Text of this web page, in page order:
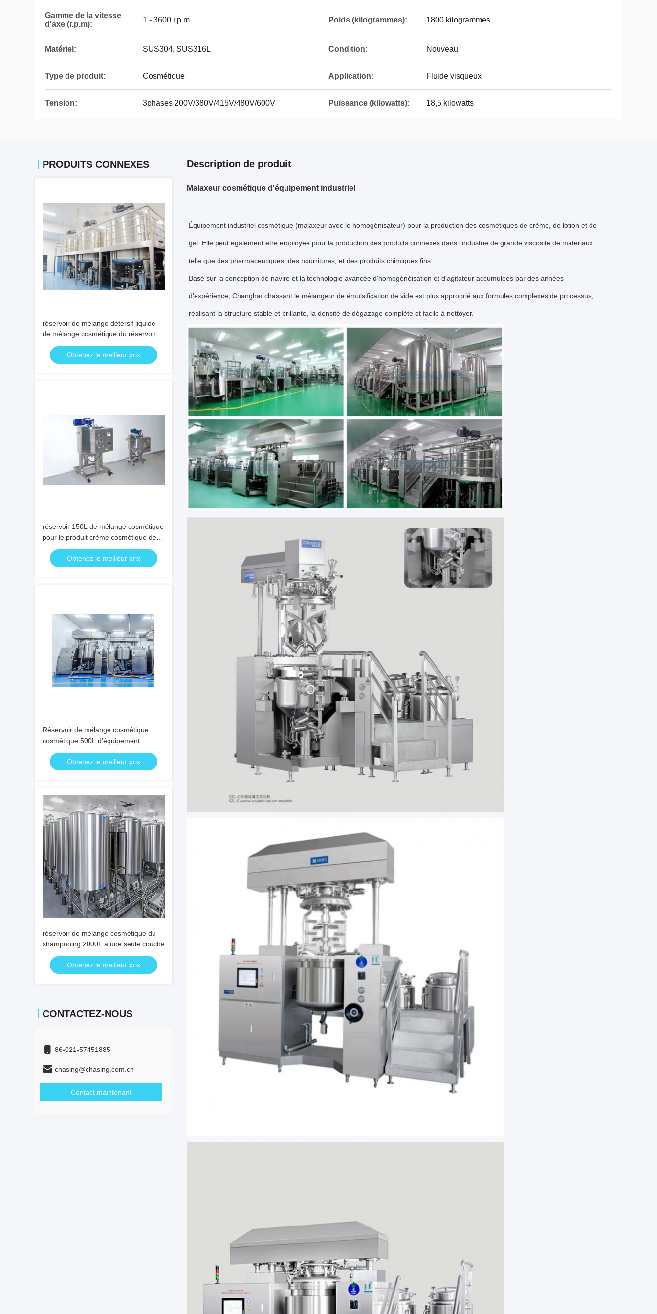
Gamme de la vitesse
d'axe (r.p.m):
1 - 3600 r.p.m Poids (kilogrammes): 1800 kilogrammes
Matériel: SUS304, SUS316L Condition: Nouveau
Type de produit: Cosmétique Application: Fluide visqueux
Tension: 3phases 200V/380V/415V/480V/600V Puissance (kilowatts): 18,5 kilowatts
PRODUITS CONNEXES
réservoir de mélange détersif liquide
de mélange cosmétique du réservoir
60rpm du savon 20000L
Obtenez le meilleur prix
réservoir 150L de mélange cosmétique
pour le produit crème cosmétique de
lotion et de gel
Obtenez le meilleur prix
Réservoir de mélange cosmétique
cosmétique 500L d'équipement
industriel
Obtenez le meilleur prix
réservoir de mélange cosmétique du
shampooing 2000L à une seule couche
Obtenez le meilleur prix
CONTACTEZ-NOUS
86-021-57451885
chasing@chasing.com.cn
Contact maintenant
Description de produit
Malaxeur cosmétique d'équipement industriel
Équipement industriel cosmétique (malaxeur avec le homogénisateur) pour la production des cosmétiques de crème, de lotion et de
gel. Elle peut également être employée pour la production des produits connexes dans l'industrie de grande viscosité de matériaux
telle que des pharmaceutiques, des nourritures, et des produits chimiques fins.
Basé sur la conception de navire et la technologie avancée d'homogénéisation et d'agitateur accumulées par des années
d'expérience, Changhaï chassant le mélangeur de émulsification de vide est plus approprié aux formules complexes de processus,
réalisant la structure stable et brillante, la densité de dégazage complète et facile à nettoyer.